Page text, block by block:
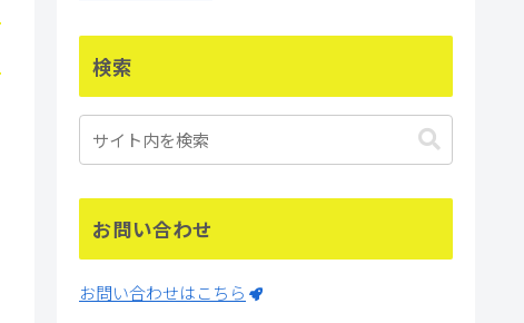
検索
お問い合わせ
お問い合わせはこちら